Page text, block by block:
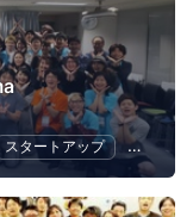
スタートアップ ビジネス